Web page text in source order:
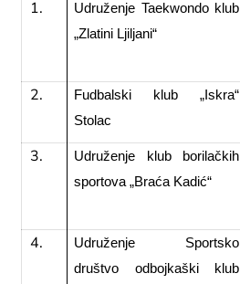
Udruženje Taekwondo klub
„Zlatini Ljiljani“
Fudbalski klub „Iskra“
Stolac
Udruženje klub borilačkih
sportova „Braća Kadić“
Udruženje Sportsko
društvo odbojkaški klub